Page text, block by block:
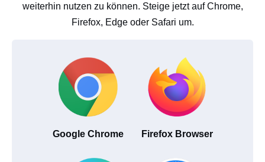
weiterhin nutzen zu können. Steige jetzt auf Chrome,
Firefox, Edge oder Safari um.
Google Chrome Firefox Browser